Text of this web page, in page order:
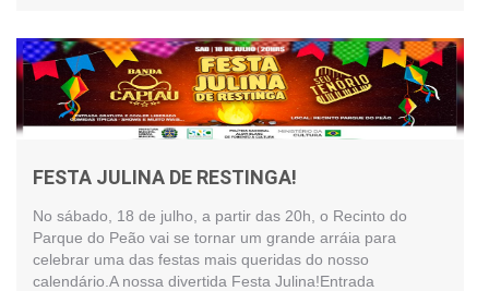
FESTA JULINA DE RESTINGA!
No sábado, 18 de julho, a partir das 20h, o Recinto do
Parque do Peão vai se tornar um grande arráia para
celebrar uma das festas mais queridas do nosso
calendário.A nossa divertida Festa Julina!Entrada